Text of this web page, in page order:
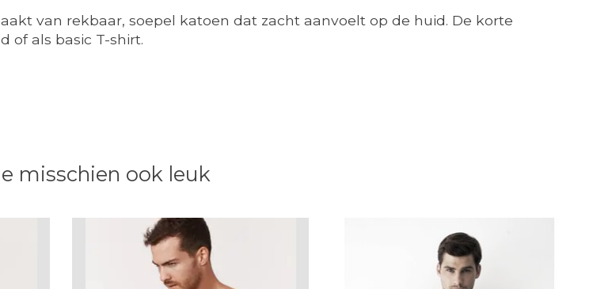
van rekbaar, soepel katoen dat zacht aanvoelt op de huid. De korte
of als basic T-shirt.
misschien ook leuk